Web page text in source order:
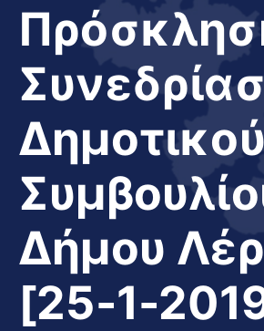
Διαφάνεια
Το
Νησί
Μας
Δημοτικού
Δήμου
[25-1-